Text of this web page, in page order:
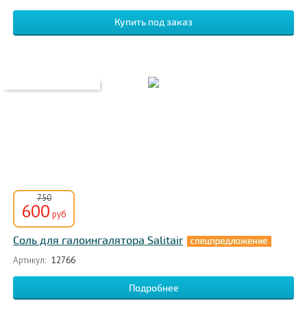
750
600 руб
Соль для галоингалятора Salitair
Артикул: 12766
Подробнее